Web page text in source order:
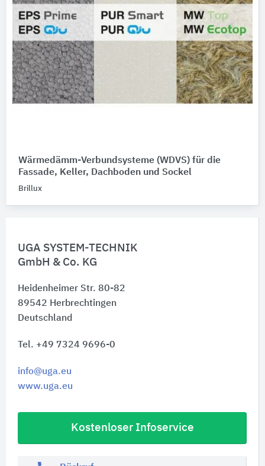
UGA SYSTEM-TECHNIK
GmbH & Co. KG
Heidenheimer Str. 80-82
89542 Herbrechtingen
Deutschland
Tel. +49 7324 9696-0
info@uga.eu
www.uga.eu
Kostenloser Infoservice
Wärmedämm-Verbundsysteme (WDVS) für die
Fassade, Keller, Dachboden und Sockel
Brillux